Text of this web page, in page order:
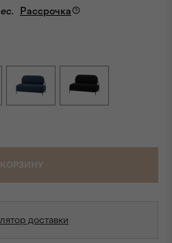
Рассрочка
КОРЗИНУ
доставки